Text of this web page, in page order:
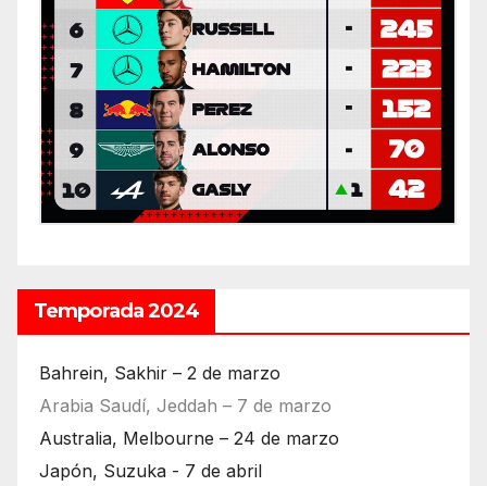
Temporada 2024
Bahrein, Sakhir – 2 de marzo
Arabia Saudí, Jeddah – 7 de marzo
Australia, Melbourne – 24 de marzo
Japón, Suzuka - 7 de abril